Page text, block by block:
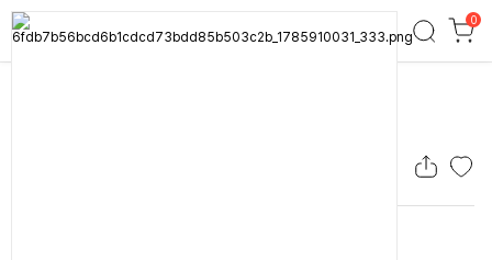
노스피크 멀티 쉘프백_올리브탄 0